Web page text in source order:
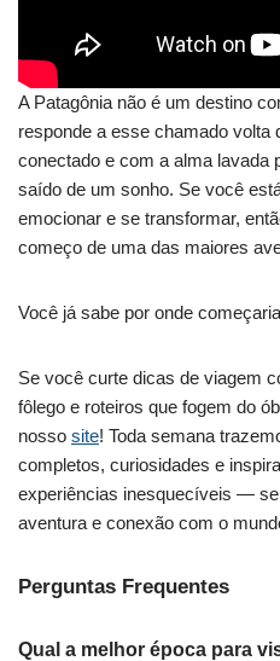
A Patagônia não é um destino
responde a esse chamado volta
conectado e com a alma lavada
saído de um sonho. Se você
emocionar e se transformar,
começo de uma das maiores
Você já sabe por onde
Se você curte dicas de viagem
fôlego e roteiros que fogem do
nosso site! Toda semana
completos, curiosidades e
experiências inesquecíveis —
aventura e conexão com o
Perguntas Frequentes
Qual a melhor época para